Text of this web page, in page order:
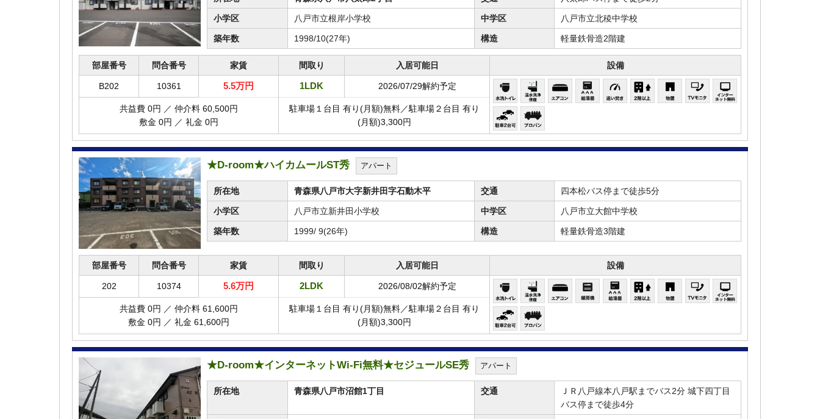
小学区 八戸市立根岸小学校 中学区 八戸市立北稜中学校
築年数 1998/10(27年) 構造 軽量鉄骨造2階建
部屋番号 問合番号 家賃 間取り 入居可能日 設備
B202 10361 5.5万円 1LDK 2026/07/29解約予定
共益費 0円 ／ 仲介料 60,500円
敷金 0円 ／ 礼金 0円
駐車場１台目 有り(月額)無料／駐車場２台目 有り
(月額)3,300円
★D-room★ハイカムールST秀 アパート
所在地 青森県八戸市大字新井田字石動木平 交通 四本松バス停まで徒歩5分
小学区 八戸市立新井田小学校 中学区 八戸市立大館中学校
築年数 1999/ 9(26年) 構造 軽量鉄骨造3階建
部屋番号 問合番号 家賃 間取り 入居可能日 設備
202 10374 5.6万円 2LDK 2026/08/02解約予定
共益費 0円 ／ 仲介料 61,600円
敷金 0円 ／ 礼金 61,600円
駐車場１台目 有り(月額)無料／駐車場２台目 有り
(月額)3,300円
★D-room★インターネットWi-Fi無料★セジュールSE秀 アパート
所在地 青森県八戸市沼館1丁目 交通
ＪＲ八戸線本八戸駅までバス2分 城下四丁目
バス停まで徒歩4分